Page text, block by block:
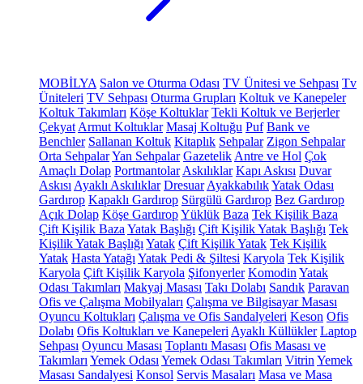
MOBİLYA Salon ve Oturma Odası TV Ünitesi ve Sehpası Tv
Üniteleri TV Sehpası Oturma Grupları Koltuk ve Kanepeler
Koltuk Takımları Köşe Koltuklar Tekli Koltuk ve Berjerler
Çekyat Armut Koltuklar Masaj Koltuğu Puf Bank ve
Benchler Sallanan Koltuk Kitaplık Sehpalar Zigon Sehpalar
Orta SehpalarYan Sehpalar Gazetelik Antre ve Hol Çok
Amaçlı Dolap Portmantolar Askılıklar Kapı Askısı Duvar
Askısı Ayaklı Askılıklar Dresuar AyakkabılıkYatak Odası
Gardırop Kapaklı Gardırop Sürgülü Gardırop Bez Gardırop
Açık Dolap Köşe GardıropYüklük Baza Tek Kişilik Baza
Çift Kişilik Baza Yatak Başlığı Çift Kişilik Yatak Başlığı Tek
Kişilik Yatak Başlığı Yatak Çift Kişilik Yatak Tek Kişilik
Yatak Hasta Yatağı Yatak Pedi & Şiltesi Karyola Tek Kişilik
Karyola Çift Kişilik Karyola Şifonyerler Komodin Yatak
Odası Takımları Makyaj Masası Takı Dolabı Sandık Paravan
Ofis ve Çalışma Mobilyaları Çalışma ve Bilgisayar Masası
Oyuncu Koltukları Çalışma ve Ofis Sandalyeleri Keson Ofis
Dolabı Ofis Koltukları ve Kanepeleri Ayaklı Küllükler Laptop
Sehpası Oyuncu Masası Toplantı Masası Ofis Masası ve
Takımları Yemek Odası Yemek Odası Takımları Vitrin Yemek
Masası Sandalyesi Konsol Servis Masaları Masa ve Masa